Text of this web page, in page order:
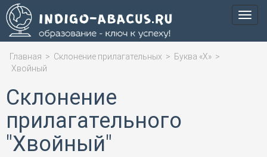
Меню
Главная > Склонение прилагательных > Буква «Х» >
Хвойный
Склонение
прилагательного
"Хвойный"